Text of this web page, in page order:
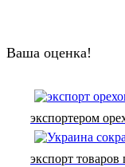
Ваша оценка!
экспортером
экспорт